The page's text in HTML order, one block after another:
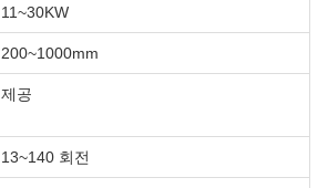
11~30KW
200~1000mm
제공
13~140 회전